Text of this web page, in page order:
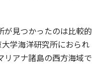
見つかったのは比較的
学海洋研究所におられ
リアナ諸島の西方海域で